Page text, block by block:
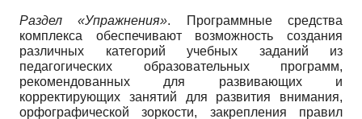
Раздел «Упражнения». Программные средства
комплекса обеспечивают возможность создания
различных категорий учебных заданий из
педагогических образовательных программ,
рекомендованных для развивающих и
корректирующих занятий для развития внимания,
орфографической зоркости, закрепления правил